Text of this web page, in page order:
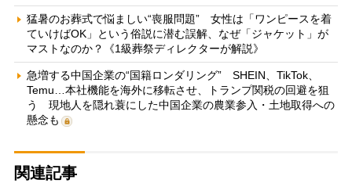
猛暑のお葬式で悩ましい“喪服問題” 女性は「ワンピースを着
ていけばOK」という俗説に潜む誤解、なぜ「ジャケット」が
マストなのか？《1級葬祭ディレクターが解説》
急増する中国企業の“国籍ロンダリング” SHEIN、TikTok、
Temu…本社機能を海外に移転させ、トランプ関税の回避を狙
う 現地人を隠れ蓑にした中国企業の農業参入・土地取得への
懸念も
関連記事